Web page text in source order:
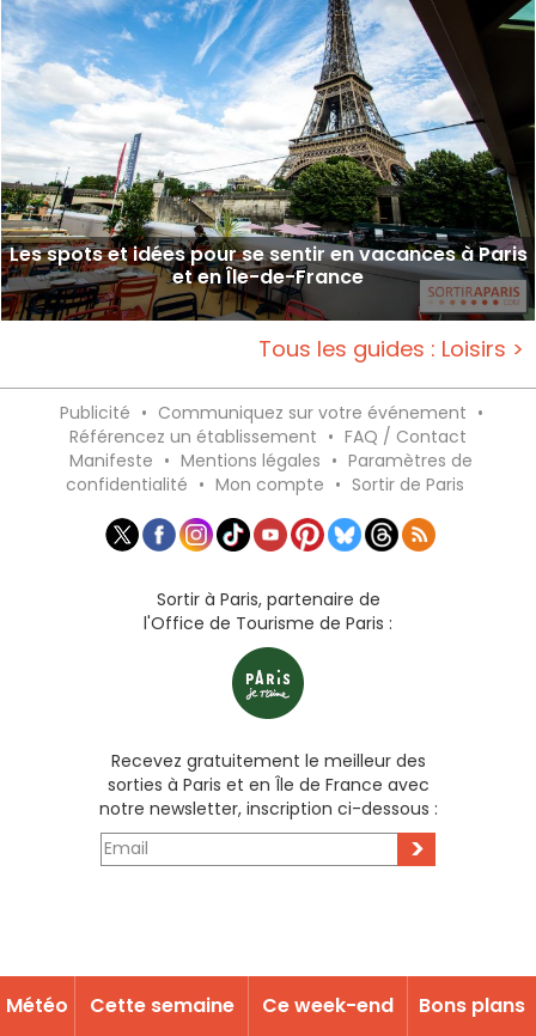
Les spots et idées pour se sentir en vacances à Paris
et en Île-de-France
Tous les guides : Loisirs >
Publicité • Communiquez sur votre événement •
Référencez un établissement • FAQ / Contact
Manifeste • Mentions légales • Paramètres de
confidentialité • Mon compte • Sortir de Paris
Sortir à Paris, partenaire de
l'Office de Tourisme de Paris :
Recevez gratuitement le meilleur des
sorties à Paris et en Île de France avec
notre newsletter, inscription ci-dessous :
>
Météo Cette semaine Ce week-end Bons plans